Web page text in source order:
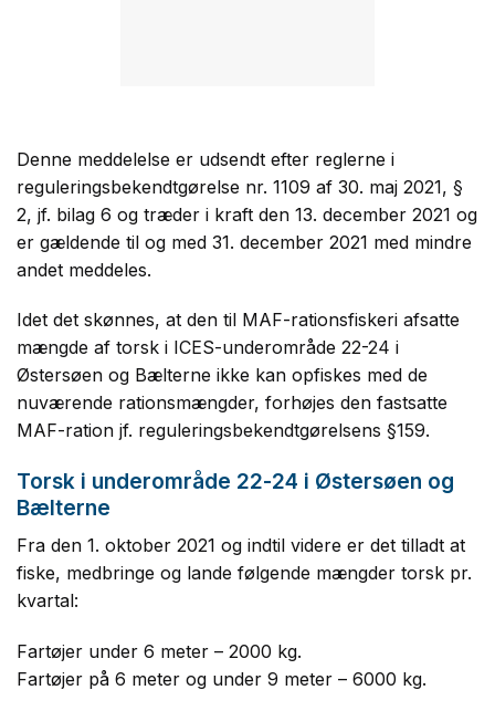
Denne meddelelse er udsendt efter reglerne i
reguleringsbekendtgørelse nr. 1109 af 30. maj 2021, §
2, jf. bilag 6 og træder i kraft den 13. december 2021 og
er gældende til og med 31. december 2021 med mindre
andet meddeles.
Idet det skønnes, at den til MAF-rationsfiskeri afsatte
mængde af torsk i ICES-underområde 22-24 i
Østersøen og Bælterne ikke kan opfiskes med de
nuværende rationsmængder, forhøjes den fastsatte
MAF-ration jf. reguleringsbekendtgørelsens §159.
Torsk i underområde 22-24 i Østersøen og
Bælterne
Fra den 1. oktober 2021 og indtil videre er det tilladt at
fiske, medbringe og lande følgende mængder torsk pr.
kvartal:
Fartøjer under 6 meter – 2000 kg.
Fartøjer på 6 meter og under 9 meter – 6000 kg.